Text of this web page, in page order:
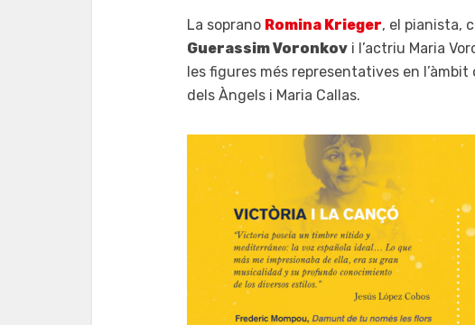
La soprano Romina Krieger, el pianista,
Guerassim Voronkov i l’actriu Maria
les figures més representatives en
dels Àngels i Maria Callas.